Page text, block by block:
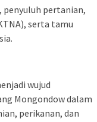
penyuluh pertanian,
serta tamu
wujud
Mongondow dalam
perikanan, dan